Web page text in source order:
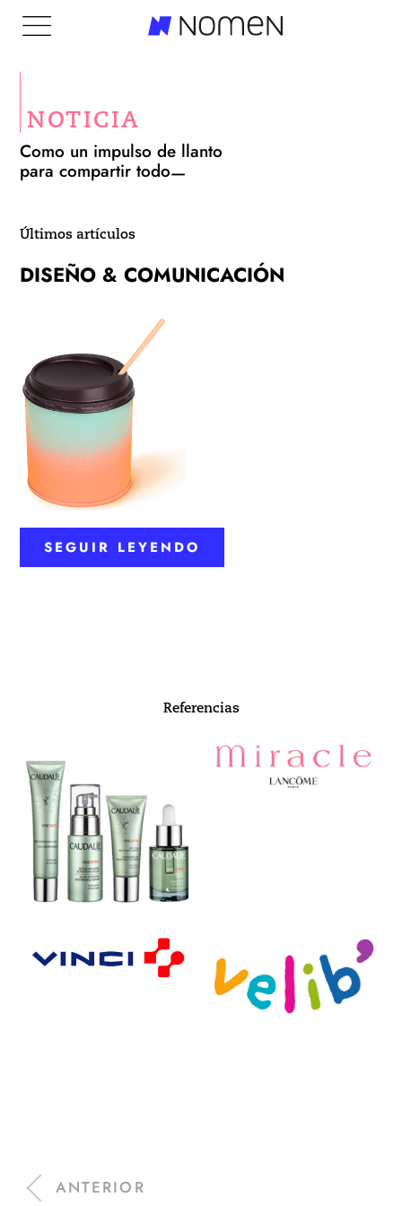
NOTICIA
Como un impulso de llanto
para compartir todo
Referencias
Últimos artículos
DISEÑO & COMUNICACIÓN
SEGUIR LEYENDO
ANTERIOR